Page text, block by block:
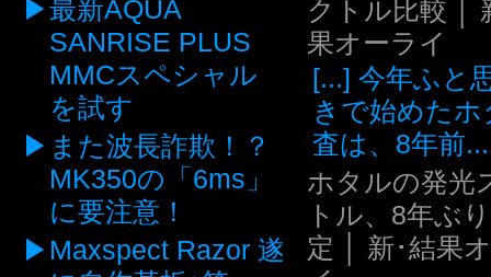
最新AQUA
SANRISE PLUS
MMCスペシャル
を試す
また波長詐欺！？
MK350の「6ms」
に要注意！
Maxspect Razor 遂
クトル比較 │
果オーライ
[...] 今年ふと
きで始めたホ
査は、8年前...
ホタルの発光
トル、8年ぶ
定 │ 新･結果